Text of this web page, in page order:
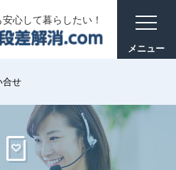
心して暮らしたい！
合せ